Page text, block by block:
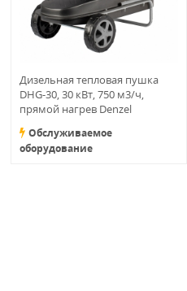
Дизельная тепловая пушка
DHG-30, 30 кВт, 750 м3/ч,
прямой нагрев Denzel
Обслуживаемое
оборудование